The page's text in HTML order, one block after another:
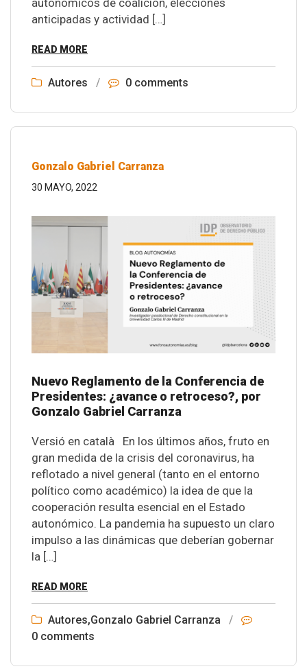
autonómicos de coalición, elecciones
anticipadas y actividad […]
READ MORE
Autores / 0 comments
Gonzalo Gabriel Carranza
30 MAYO, 2022
Nuevo Reglamento de la Conferencia de
Presidentes: ¿avance o retroceso?, por
Gonzalo Gabriel Carranza
Versió en català En los últimos años, fruto en
gran medida de la crisis del coronavirus, ha
reflotado a nivel general (tanto en el entorno
político como académico) la idea de que la
cooperación resulta esencial en el Estado
autonómico. La pandemia ha supuesto un claro
impulso a las dinámicas que deberían gobernar
la […]
READ MORE
Autores,Gonzalo Gabriel Carranza
/
0 comments